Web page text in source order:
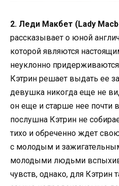
2. Леди Макбет (Lady
рассказывает о юной
которой являются
неуклонно
Кэтрин решает выдать ее
девушка никогда еще не
он еще и старше нее почти
послушна Кэтрин не
тихо и обреченно ждет
с молодым и
молодыми людьми
чувств, однако, для